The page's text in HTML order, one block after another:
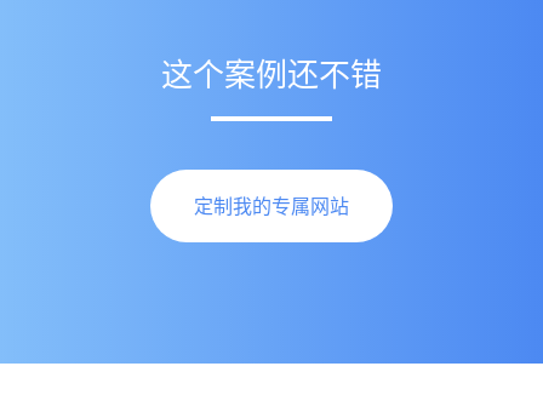
这个案例还不错
定制我的专属网站